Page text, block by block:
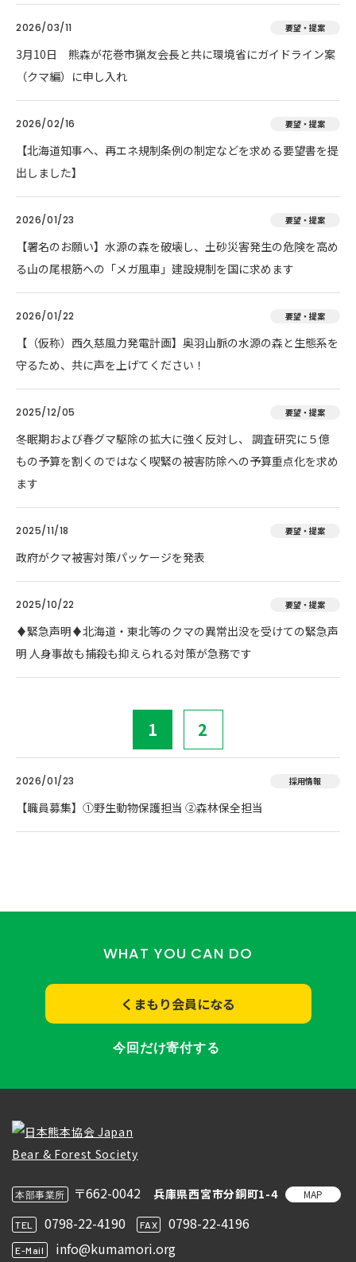
2026/03/11 要望・提案
3月10日 熊森が花巻市猟友会長と共に環境省にガイドライン案
（クマ編）に申し入れ
2026/02/16 要望・提案
【北海道知事へ、再エネ規制条例の制定などを求める要望書を提
出しました】
2026/01/23 要望・提案
【署名のお願い】水源の森を破壊し、土砂災害発生の危険を高め
る山の尾根筋への「メガ風車」建設規制を国に求めます
2026/01/22 要望・提案
【（仮称）西久慈風力発電計画】奥羽山脈の水源の森と生態系を
守るため、共に声を上げてください！
2025/12/05 要望・提案
冬眠期および春グマ駆除の拡大に強く反対し、 調査研究に５億
もの予算を割くのではなく喫緊の被害防除への予算重点化を求め
ます
2025/11/18 要望・提案
政府がクマ被害対策パッケージを発表
2025/10/22 要望・提案
♦️緊急声明♦️北海道・東北等のクマの異常出没を受けての緊急声
明 人身事故も捕殺も抑えられる対策が急務です
1 2
2026/01/23 採用情報
【職員募集】①野生動物保護担当 ②森林保全担当
WHAT YOU CAN DO
くまもり会員になる
今回だけ寄付する
本部事業所 〒662-0042 兵庫県西宮市分銅町1-4 MAP
TEL 0798-22-4190 FAX 0798-22-4196
E-Mail info@kumamori.org